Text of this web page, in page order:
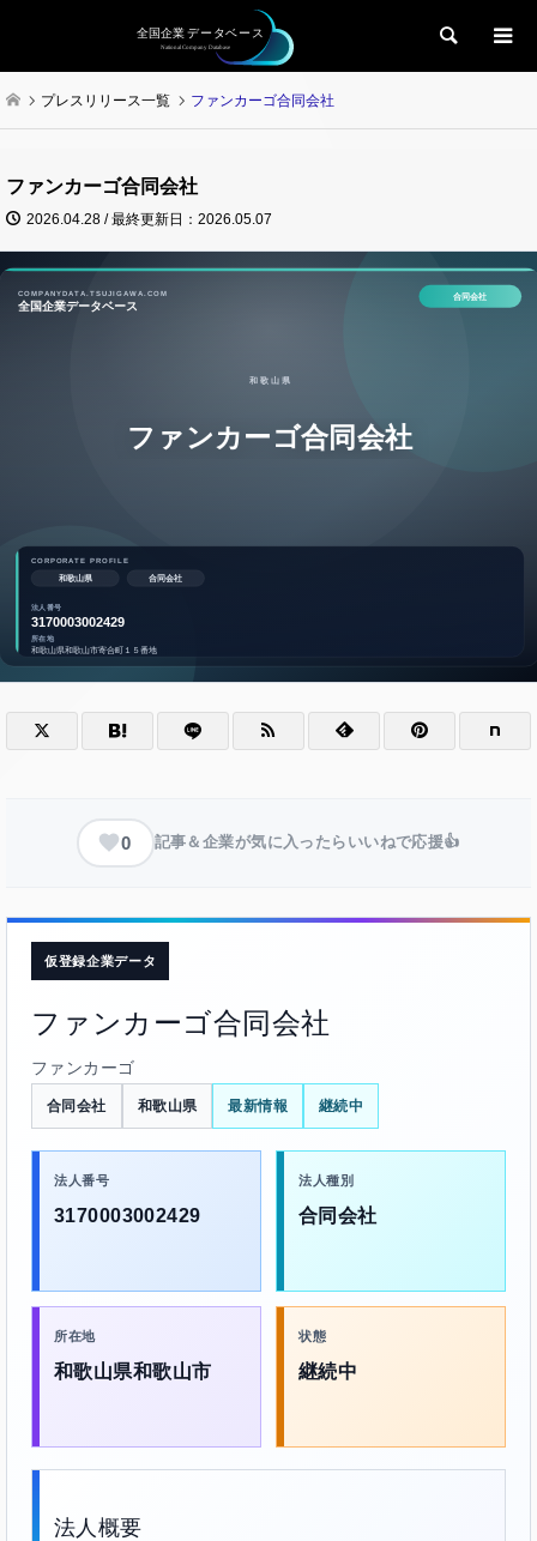
検索
プレスリリース一覧 ファンカーゴ合同会社
ファンカーゴ合同会社
2026.04.28 / 最終更新日：2026.05.07
0 記事＆企業が気に入ったらいいねで応援👍
仮登録企業データ
ファンカーゴ合同会社
ファンカーゴ
合同会社 和歌山県 最新情報 継続中
法人番号
3170003002429
法人種別
合同会社
所在地
和歌山県和歌山市
状態
継続中
法人概要